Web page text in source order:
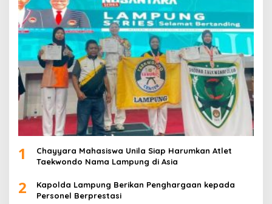
1
Chayyara Mahasiswa Unila Siap Harumkan Atlet
Taekwondo Nama Lampung di Asia
2
Kapolda Lampung Berikan Penghargaan kepada
Personel Berprestasi